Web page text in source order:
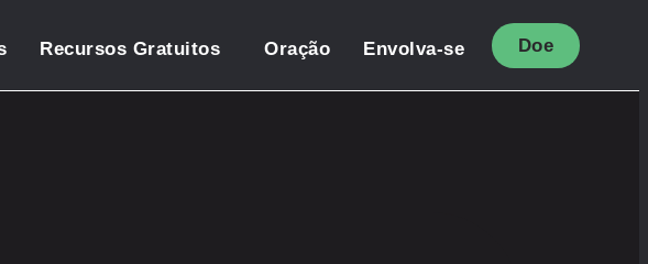
Recursos Gratuitos Oração Envolva-se Doe